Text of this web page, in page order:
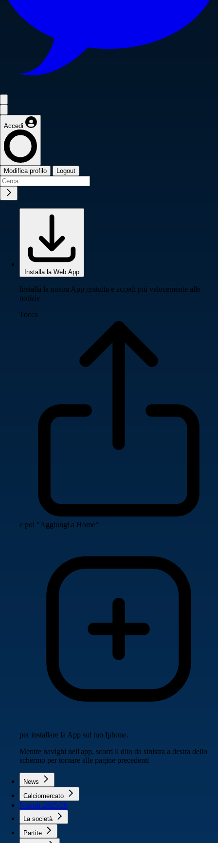
Accedi
Modifica profilo Logout
Installa la Web App
Installa la nostra App gratuita e accedi più velocemente alle
notizie
Tocca
e poi "Aggiungi a Home"
per installare la App sul tuo Iphone.
Mentre navighi nell'app, scorri il dito da sinistra a destra dello
schermo per tornare alle pagine precedenti
News
Calciomercato
Napoli 2025/26
La società
Partite